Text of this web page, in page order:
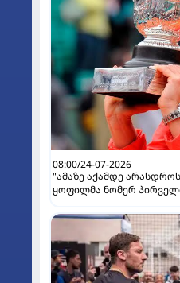
08:00/24-07-2026
"ამაზე აქამდე
ყოფილმა ნომერ